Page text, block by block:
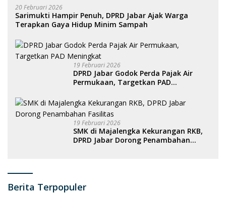
20 Februari 2026
Sarimukti Hampir Penuh, DPRD Jabar Ajak Warga
Terapkan Gaya Hidup Minim Sampah
19 Februari 2026
DPRD Jabar Godok Perda Pajak Air
Permukaan, Targetkan PAD
19 Februari 2026
SMK di Majalengka Kekurangan RKB,
DPRD Jabar Dorong Penambahan
Berita Terpopuler